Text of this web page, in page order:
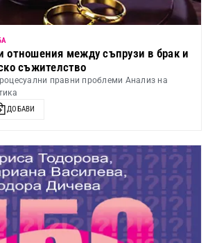
отношения между съпрузи в брак и
съжителство
правни проблеми Анализ на
ДОБАВИ